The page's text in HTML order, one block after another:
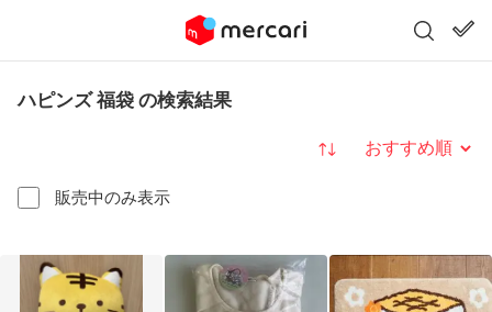
ハピンズ 福袋 の検索結果
販売中のみ表示
並び替え